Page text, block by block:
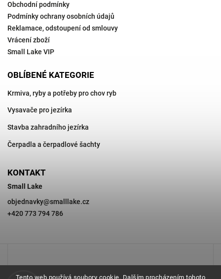
Tento web používá soubory cookie. Dalším procházením tohoto
Obchodní podmínky
Podmínky ochrany osobních údajů
Reklamace, odstoupení od smlouvy
Vrácení zboží
Small Lake VIP
OBLÍBENÉ KATEGORIE
Krmiva, ryby a potřeby pro chov ryb
Vysavače pro jezírka
Stavba zahradního jezírka
Čerpadla a čerpadlové šachty
KONTAKT
Small Lake
objednavky@smalllake.cz
+420 773 794 786